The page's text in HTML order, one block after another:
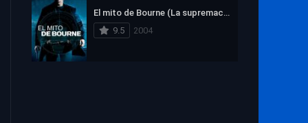
El mito de Bourne (La supremacía Bourne)
9.5
2004